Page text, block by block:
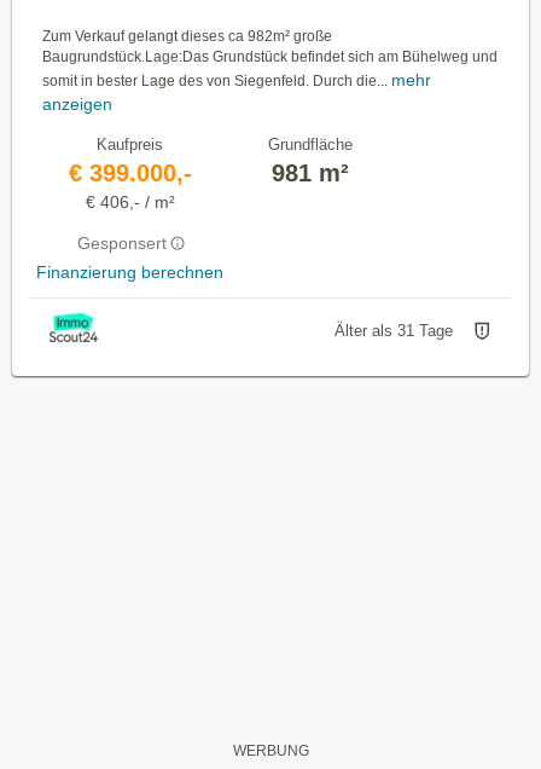
Zum Verkauf gelangt dieses ca 982m² große
Baugrundstück.Lage:Das Grundstück befindet sich am Bühelweg und
somit in bester Lage des von Siegenfeld. Durch die... mehr
anzeigen
Kaufpreis
€ 399.000,-
€ 406,- / m²
Gesponsert
Finanzierung berechnen
Grundfläche
981 m²
Älter als 31 Tage